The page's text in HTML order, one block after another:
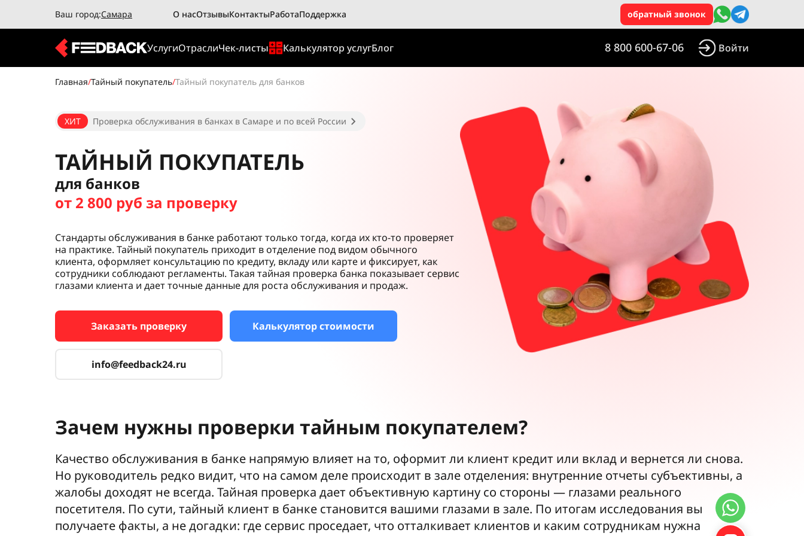
Ваш город:Самара О насОтзывыКонтактыРаботаПоддержка обратный звонок
УслугиОтраслиЧек-листы Калькулятор услугБлог 8 800 600-67-06 Войти
Главная/Тайный покупатель/Тайный покупатель для банков
ХИТ Проверка обслуживания в банках в Самаре и по всей России
ТАЙНЫЙ ПОКУПАТЕЛЬ
для банков
от 2 800 руб за проверку
Стандарты обслуживания в банке работают только тогда, когда их кто-то проверяет
на практике. Тайный покупатель приходит в отделение под видом обычного
клиента, оформляет консультацию по кредиту, вкладу или карте и фиксирует, как
сотрудники соблюдают регламенты. Такая тайная проверка банка показывает сервис
глазами клиента и дает точные данные для роста обслуживания и продаж.
Заказать проверку Калькулятор стоимости
info@feedback24.ru
Зачем нужны проверки тайным покупателем?
Качество обслуживания в банке напрямую влияет на то, оформит ли клиент кредит или вклад и вернется ли снова.
Но руководитель редко видит, что на самом деле происходит в зале отделения: внутренние отчеты субъективны, а
жалобы доходят не всегда. Тайная проверка дает объективную картину со стороны — глазами реального
посетителя. По сути, тайный клиент в банке становится вашими глазами в зале. По итогам исследования вы
получаете факты, а не догадки: где сервис проседает, что отталкивает клиентов и каким сотрудникам нужна